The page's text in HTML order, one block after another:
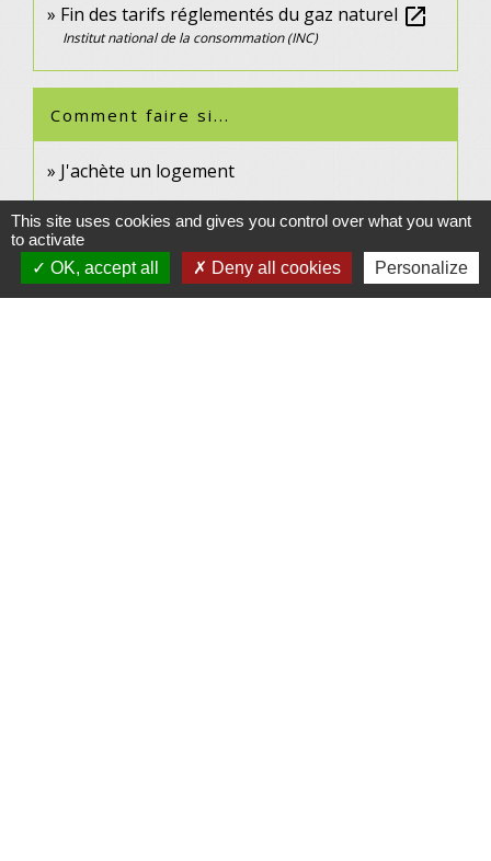
Fin des tarifs réglementés du gaz naturel open_in_new
Institut national de la consommation (INC)
Comment faire si...
J'achète un logement
Je déménage
Signaler une erreur sur cette page
This site uses cookies and gives you control over what you want
to activate
OK, accept all
Deny all cookies Personalize